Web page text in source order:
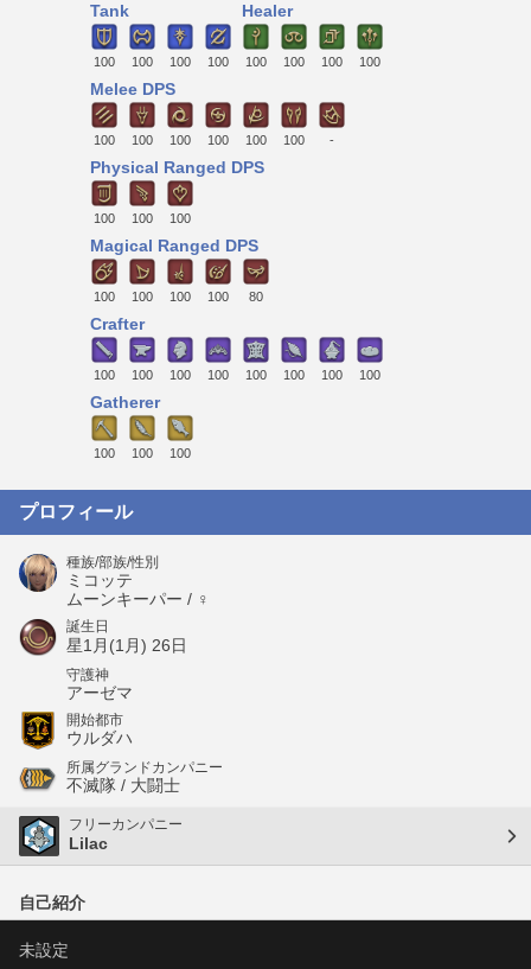
Tank
100 100 100 100
Healer
100 100 100 100
Melee DPS
100 100 100 100 100 100 -
Physical Ranged DPS
100 100 100
Magical Ranged DPS
100 100 100 100 80
Crafter
100 100 100 100 100 100 100 100
Gatherer
100 100 100
プロフィール
種族/部族/性別
ミコッテ
ムーンキーパー / ♀
誕生日
星1月(1月) 26日
守護神
アーゼマ
開始都市
ウルダハ
所属グランドカンパニー
不滅隊 / 大闘士
フリーカンパニー
Lilac
自己紹介
未設定